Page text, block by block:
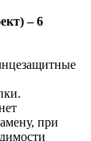
– 6
при